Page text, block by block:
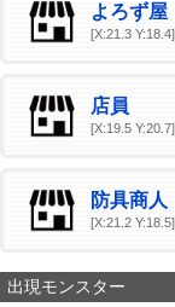
よろず屋
[X:21.3 Y:18.4]
店員
[X:19.5 Y:20.7]
防具商人
[X:21.2 Y:18.5]
出現モンスター